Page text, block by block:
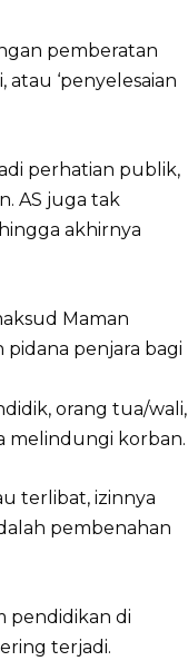
pemberatan
atau ‘penyelesaian
perhatian publik,
AS juga tak
akhirnya
Maman
pidana penjara bagi
orang tua/wali,
melindungi korban.
terlibat, izinnya
pembenahan
pendidikan di
terjadi.